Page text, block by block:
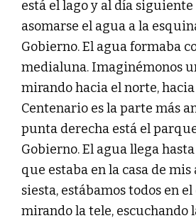
está el lago y al día
asomarse el agua a la
Gobierno. El agua formaba
medialuna. Imaginémonos
mirando hacia el norte,
Centenario es la parte más
punta derecha está el
Gobierno. El agua llega
que estaba en la casa de mis
siesta, estábamos todos en
mirando la tele, escuchando